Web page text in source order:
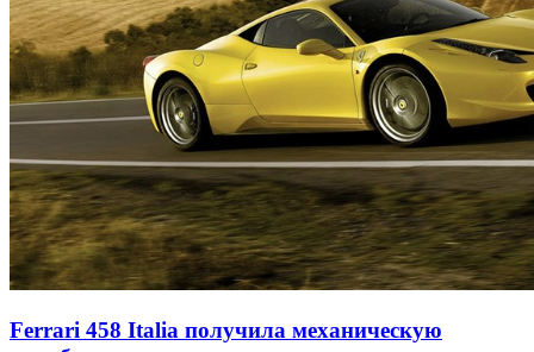
Ferrari 458 Italia получила механическую